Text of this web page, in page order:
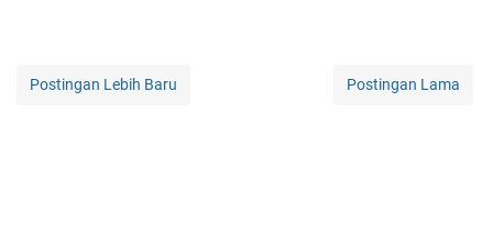
Postingan Lebih Baru Postingan Lama